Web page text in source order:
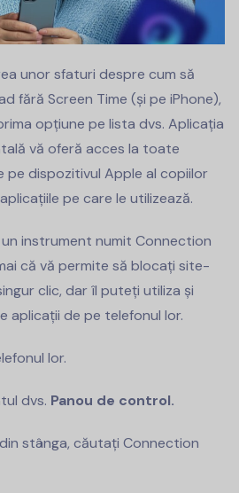
unor sfaturi despre cum să
fără Screen Time (și pe iPhone),
opțiune pe lista dvs. Aplicația
vă oferă acces la toate
pe dispozitivul Apple al copiilor
pe care le utilizează.
instrument numit Connection
că vă permite să blocați site-
clic, dar îl puteți utiliza și
aplicații de pe telefonul lor.
lor.
dvs. Panou de control.
stânga, căutați Connection